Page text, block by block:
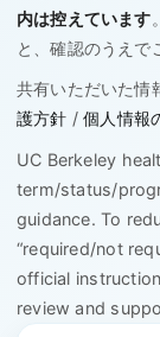
内は控えています
と、確認のうえで
共有いただいた情
護方針 /個人情報
UC Berkeley
term/status/
guidance. To
“required/not
official
review and